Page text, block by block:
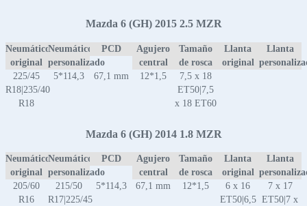
Mazda 6 (GH) 2015 2.5 MZR
Neumático
original
Neumático
personalizado
PCD
Agujero
central
Tamaño
de rosca
Llanta
original
Llanta
225/45
R18|235/40
R18
5*114,3 67,1 mm 12*1,5
7,5 x 18
ET50|7,5
x 18 ET60
Mazda 6 (GH) 2014 1.8 MZR
Neumático
original
Neumático
personalizado
PCD
Agujero
central
Tamaño
de rosca
Llanta
original
Llanta
205/60
R16
215/50
R17|225/45
5*114,3 67,1 mm 12*1,5
6 x 16
ET50|6,5
7 x 17
ET50|7 x